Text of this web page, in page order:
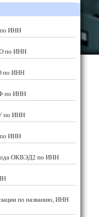
ИНН
по ИНН
по ИНН
по ИНН
по ИНН
ИНН
ОКВЭД2 по ИНН
по названию, ИНН